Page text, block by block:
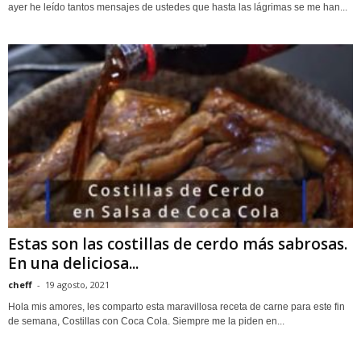
ayer he leído tantos mensajes de ustedes que hasta las lágrimas se me han...
Estas son las costillas de cerdo más sabrosas.
En una deliciosa...
cheff - 19 agosto, 2021
Hola mis amores, les comparto esta maravillosa receta de carne para este fin
de semana, Costillas con Coca Cola. Siempre me la piden en...